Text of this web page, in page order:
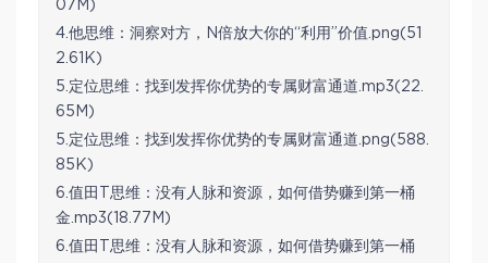
07M)
4.他思维：洞察对方，N倍放大你的“利用”价值.png(51
2.61K)
5.定位思维：找到发挥你优势的专属财富通道.mp3(22.
65M)
5.定位思维：找到发挥你优势的专属财富通道.png(588.
85K)
6.值田T思维：没有人脉和资源，如何借势赚到第一桶
金.mp3(18.77M)
6.值田T思维：没有人脉和资源，如何借势赚到第一桶